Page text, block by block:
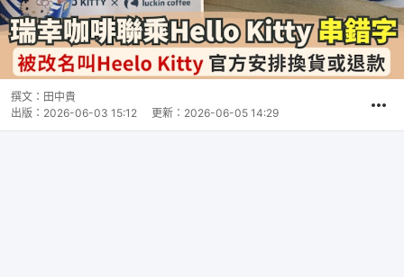
撰文： 田中貴
出版： 2026-06-03 15:12 更新： 2026-06-05 14:29